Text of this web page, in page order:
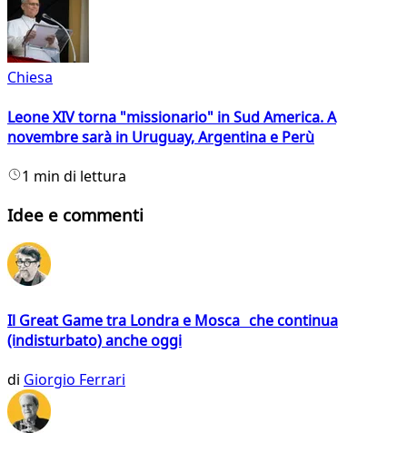
Chiesa
Leone XIV torna "missionario" in Sud America. A
novembre sarà in Uruguay, Argentina e Perù
1 min di lettura
Idee e commenti
Il Great Game tra Londra e Mosca che continua
(indisturbato) anche oggi
di Giorgio Ferrari